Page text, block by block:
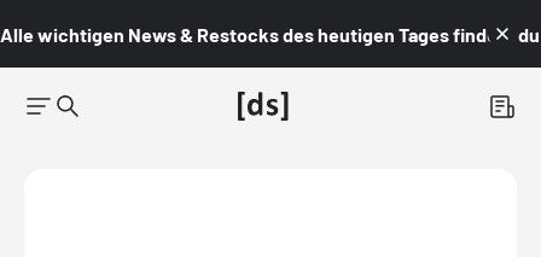
Alle wichtigen News & Restocks des heutigen Tages findest du